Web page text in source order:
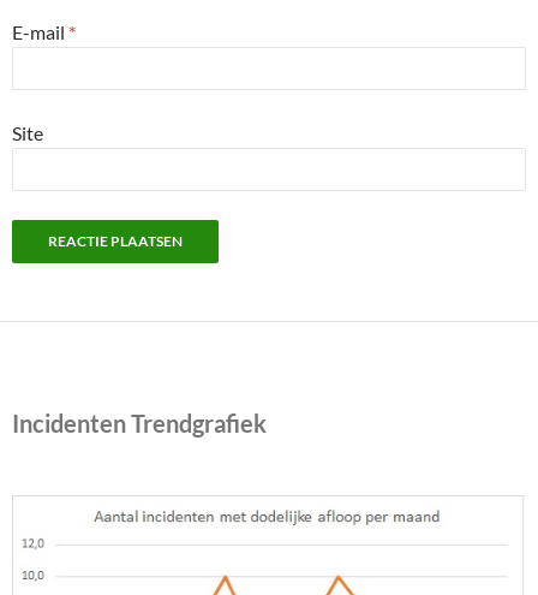
E-mail *
Site
Incidenten Trendgrafiek